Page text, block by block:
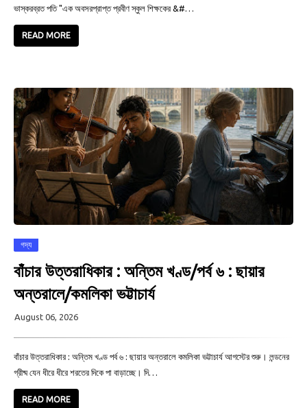
ভাস্করব্রত পতি "এক অবসরপ্রাপ্ত প্রবীণ স্কুল শিক্ষকের &#…
READ MORE
গদ্য
বাঁচার উত্তরাধিকার : অন্তিম খণ্ড/পর্ব ৬ : ছায়ার
অন্তরালে/কমলিকা ভট্টাচার্য
August 06, 2026
বাঁচার উত্তরাধিকার : অন্তিম খণ্ড পর্ব ৬ : ছায়ার অন্তরালে কমলিকা ভট্টাচার্য আগস্টের শুরু। লন্ডনের
গ্রীষ্ম যেন ধীরে ধীরে শরতের দিকে পা বাড়াচ্ছে। দি…
READ MORE